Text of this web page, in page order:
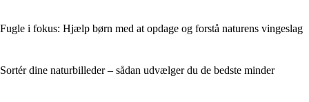
Fugle i fokus: Hjælp børn med at opdage og forstå naturens vingeslag
Sortér dine naturbilleder – sådan udvælger du de bedste minder